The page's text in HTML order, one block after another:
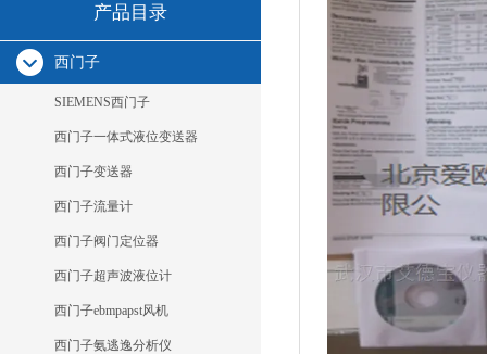
产品目录
西门子
SIEMENS西门子
西门子一体式液位变送器
西门子变送器
西门子流量计
西门子阀门定位器
西门子超声波液位计
西门子ebmpapst风机
西门子氨逃逸分析仪